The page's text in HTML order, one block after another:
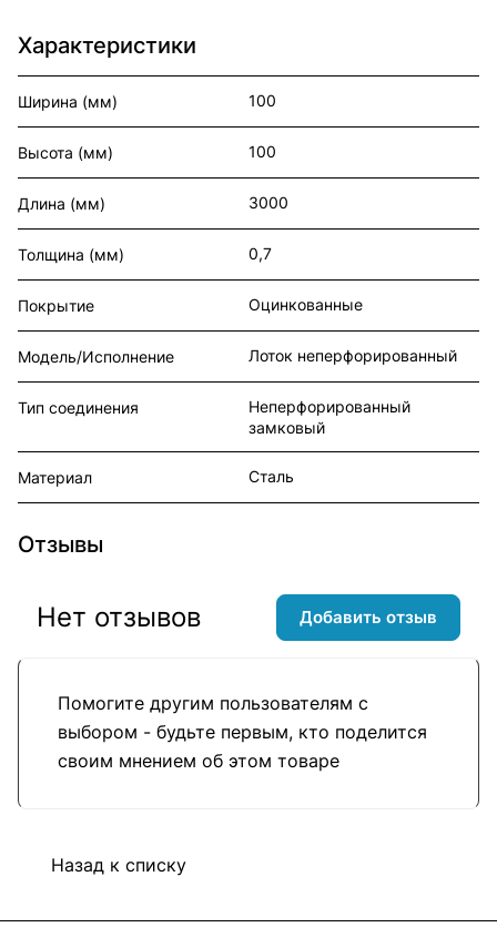
Характеристики
Ширина (мм) 100
Высота (мм) 100
Длина (мм) 3000
Толщина (мм) 0,7
Покрытие Оцинкованные
Модель/Исполнение Лоток неперфорированный
Тип соединения
Неперфорированный
замковый
Материал Сталь
Отзывы
Помогите другим пользователям с
выбором - будьте первым, кто поделится
своим мнением об этом товаре
Нет отзывов Добавить отзыв
Назад к списку